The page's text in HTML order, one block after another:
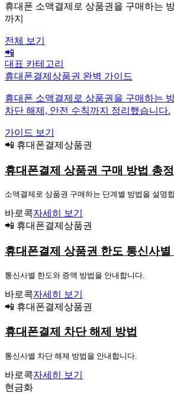
휴대폰 소액결제로 상품권을 구매하는
까지
전체 보기
📲
대표 카테고리
휴대폰결제상품권 완벽 가이드
휴대폰 소액결제로 상품권을 구매하는
차단 해제, 안전 수칙까지 정리했습니다.
가이드 보기
📲 휴대폰결제상품권
휴대폰결제 상품권 구매 방법 총정
소액결제로 상품권 구매하는 단계별 방법을 설명
바로콕자세히 보기
📲 휴대폰결제상품권
휴대폰결제 상품권 한도 통신사별
통신사별 한도와 증액 방법을 안내합니다.
바로콕자세히 보기
📲 휴대폰결제상품권
휴대폰결제 차단 해제 방법
통신사별 차단 해제 방법을 안내합니다.
바로콕자세히 보기
현금화